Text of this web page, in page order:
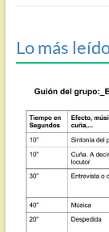
Lo más